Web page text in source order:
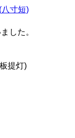
寸短)
した。
提灯)